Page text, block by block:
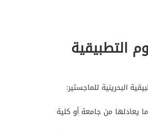
التطبيقية
البحرينية للماجستير:
يعادلها من جامعة أو كلية